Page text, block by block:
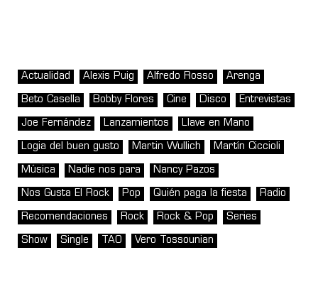
Actualidad Alexis Puig Alfredo Rosso Arenga
Beto Casella Bobby Flores Cine Disco Entrevistas
Joe Fernández Lanzamientos Llave en Mano
Logia del buen gusto Martin Wullich Martín Ciccioli
Música Nadie nos para Nancy Pazos
Nos Gusta El Rock Pop Quién paga la fiesta Radio
Recomendaciones Rock Rock & Pop Series
Show Single TAO Vero Tossounian